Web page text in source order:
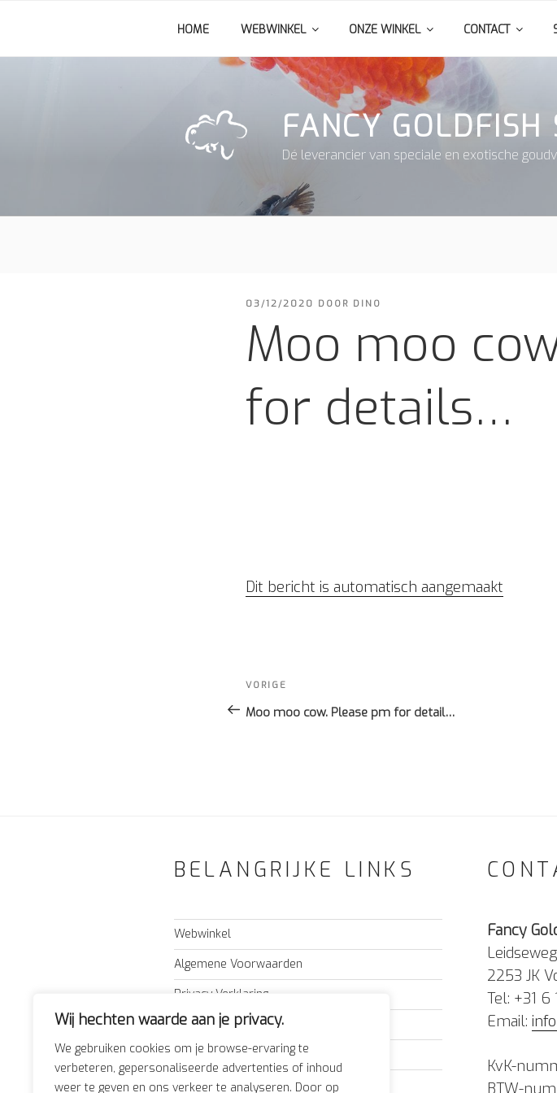
Wij hechten waarde aan je privacy.
We gebruiken cookies om je browse-ervaring te
verbeteren, gepersonaliseerde advertenties of inhoud
weer te geven en ons verkeer te analyseren. Door op
de
FANCY GOLDFISH
Dé leverancier van speciale en exotische
HOME WEBWINKEL ONZE WINKEL CONTACT
GEPLAATST
03/12/2020 DOOR DINO
Moo moo
for details…
Dit bericht is automatisch aangemaakt
navigatie
Vorig
bericht
VORIGE
Moo moo cow. Please pm for detail…
BELANGRIJKE LINKS
Webwinkel
Algemene Voorwaarden
Privacy Verklaring
Nieuws
Adres & route
Forum
Fancy
2253 JK
Tel: +31 6
Email:
KvK-
BTW-